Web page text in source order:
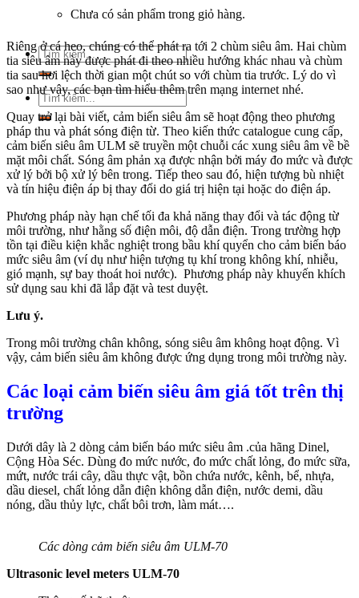
Chưa có sản phẩm trong giỏ hàng.
Tìm
kiếm:
Tìm
kiếm:
Riêng ở cá heo, chúng có thể phát ra tới 2 chùm siêu âm. Hai chùm
tia siêu âm này được phát đi theo nhiều hướng khác nhau và chùm
tia sau hơi lệch thời gian một chút so với chùm tia trước. Lý do vì
sao như vậy, các bạn tìm hiểu thêm trên mạng internet nhé.
Quay trở lại bài viết, cảm biến siêu âm sẽ hoạt động theo phương
pháp thu và phát sóng điện từ. Theo kiến thức catalogue cung cấp,
cảm biến siêu âm ULM sẽ truyền một chuỗi các xung siêu âm về bề
mặt môi chất. Sóng âm phản xạ được nhận bởi máy đo mức và được
xử lý bởi bộ xử lý bên trong. Tiếp theo sau đó, hiện tượng bù nhiệt
và tín hiệu điện áp bị thay đổi do giá trị hiện tại hoặc do điện áp.
Phương pháp này hạn chế tối đa khả năng thay đổi và tác động từ
môi trường, như hằng số điện môi, độ dẫn điện. Trong trường hợp
tồn tại điều kiện khắc nghiệt trong bầu khí quyển cho cảm biến báo
mức siêu âm (ví dụ như hiện tượng tụ khí trong không khí, nhiễu,
gió mạnh, sự bay thoát hoi nước). Phương pháp này khuyến khích
sử dụng sau khi đã lắp đặt và test duyệt.
Lưu ý.
Trong môi trường chân không, sóng siêu âm không hoạt động. Vì
vậy, cảm biến siêu âm không được ứng dụng trong môi trường này.
Các loại cảm biến siêu âm giá tốt trên thị
trường
Dưới dây là 2 dòng cảm biến báo mức siêu âm .của hãng Dinel,
Cộng Hòa Séc. Dùng đo mức nước, đo mức chất lỏng, đo mức sữa,
mứt, nước trái cây, dầu thực vật, bồn chứa nước, kênh, bể, nhựa,
dầu diesel, chất lỏng dẫn điện không dẫn điện, nước demi, dầu
nóng, dầu thủy lực, chất bôi trơn, làm mát….
Các dòng cảm biến siêu âm ULM-70
Ultrasonic level meters ULM-70